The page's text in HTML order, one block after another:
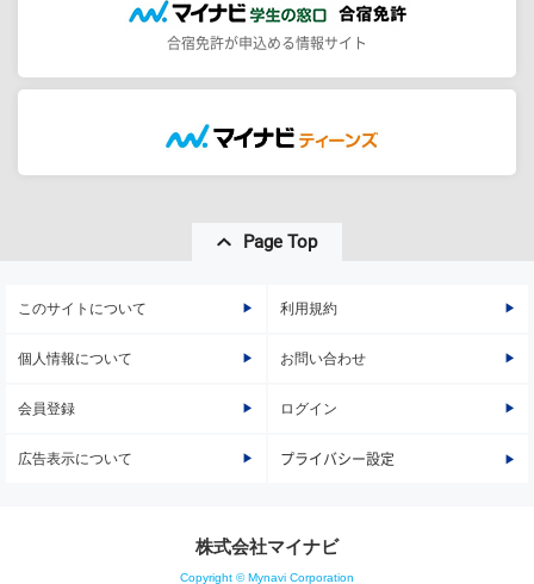
合宿免許が申込める情報サイト
Page Top
このサイトについて 利用規約
個人情報について お問い合わせ
会員登録 ログイン
広告表示について プライバシー設定
株式会社マイナビ
Copyright © Mynavi Corporation